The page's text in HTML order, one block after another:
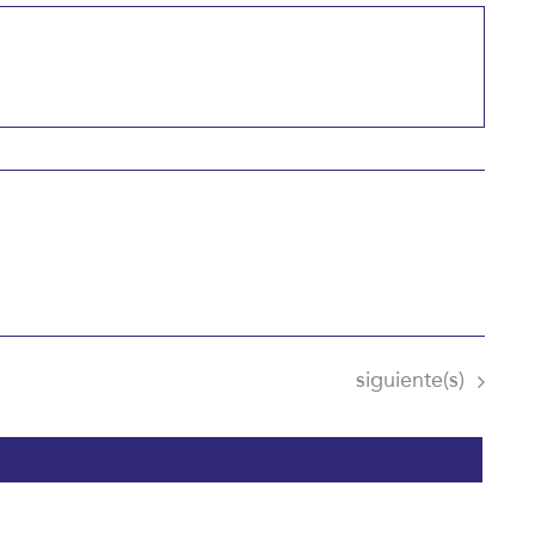
Eventos
siguiente(s)